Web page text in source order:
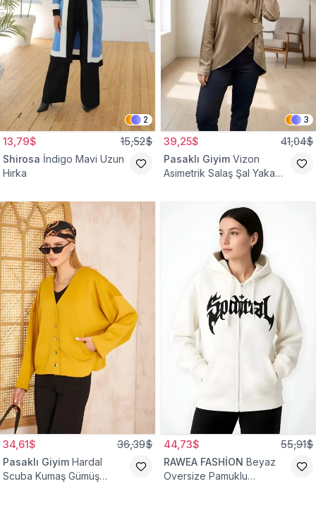
2
13,79$ 15,52$
Shirosa İndigo Mavi Uzun
Hırka
3
39,25$ 41,04$
Pasaklı Giyim Vizon
Asimetrik Salaş Şal Yaka
34,61$ 36,39$
Pasaklı Giyim Hardal
Scuba Kumaş Gümüş
44,73$ 55,91$
RAWEA FASHİON Beyaz
Oversize Pamuklu